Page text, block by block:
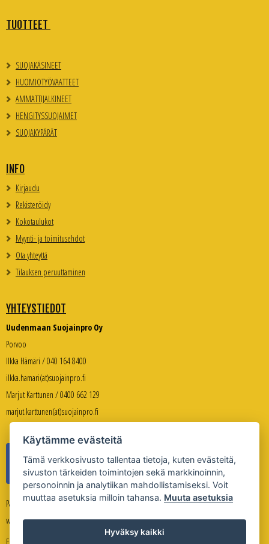
TUOTTEET
SUOJAKÄSINEET
HUOMIOTYÖVAATTEET
AMMATTIJALKINEET
HENGITYSSUOJAIMET
SUOJAKYPÄRÄT
INFO
Kirjaudu
Rekisteröidy
Kokotaulukot
Myynti- ja toimitusehdot
Ota yhteyttä
Tilauksen peruuttaminen
YHTEYSTIEDOT
Uudenmaan Suojainpro Oy
Porvoo
Ilkka Hämäri / 040 164 8400
ilkka.hamari(at)suojainpro.fi
Marjut Karttunen / 0400 662 129
marjut.karttunen(at)suojainpro.fi
Palveleva verkkokauppa:
www.suojanpro.fi
Käytämme evästeitä
Tämä verkkosivusto tallentaa tietoja, kuten evästeitä,
sivuston tärkeiden toimintojen sekä markkinoinnin,
personoinnin ja analytiikan mahdollistamiseksi. Voit
muuttaa asetuksia milloin tahansa. Muuta asetuksia
Hyväksy kaikki